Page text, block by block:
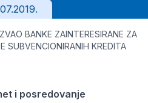
BANKE ZAINTERESIRANE ZA
SUBVENCIONIRANIH KREDITA
i posredovanje